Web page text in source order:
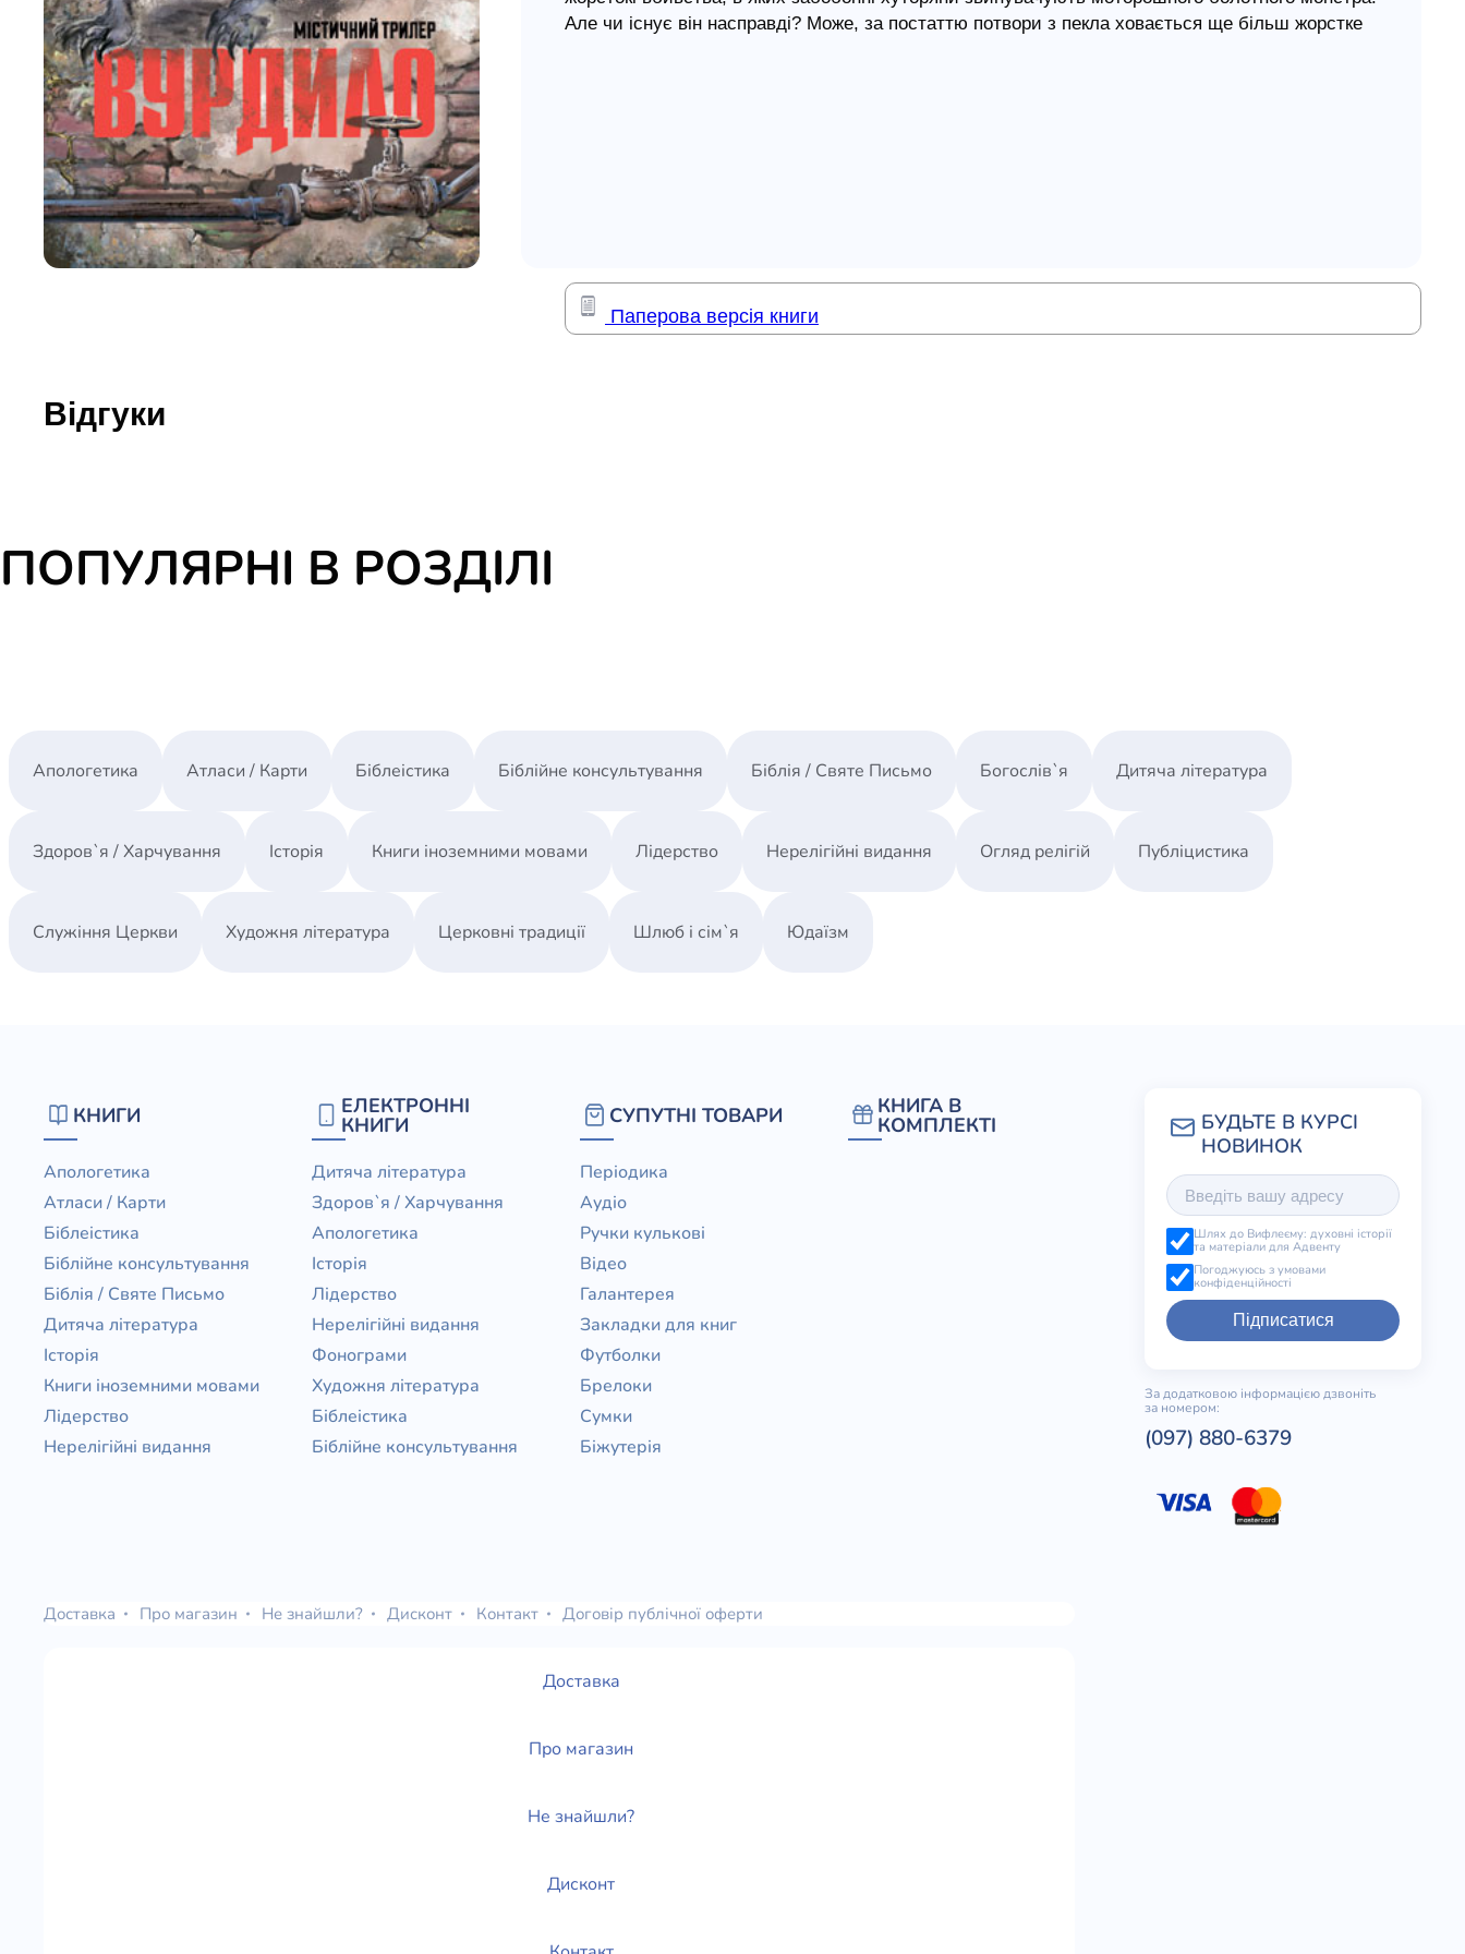
Юдаїзм
Огляд релігій
Художня література
Паперова версія книги
Але чи існує він насправді? Може, за постаттю потвори з пекла ховається ще більш жорстке
Відгуки
ПОПУЛЯРНІ В РОЗДІЛІ
Апологетика Атласи / Карти Біблеістика Біблійне консультування Біблія / Святе Письмо Богослів`я Дитяча література
Здоров`я / Харчування Історія Книги іноземними мовами Лідерство Нерелігійні видання Огляд релігій Публіцистика
Служіння Церкви Художня література Церковні традиції Шлюб і сім`я Юдаїзм
КНИГИ
Апологетика
Атласи / Карти
Біблеістика
Біблійне консультування
Біблія / Святе Письмо
Дитяча література
Історія
Книги іноземними мовами
Лідерство
Нерелігійні видання
ЕЛЕКТРОННІ
КНИГИ
Дитяча література
Здоров`я / Харчування
Апологетика
Історія
Лідерство
Нерелігійні видання
Фонограми
Художня література
Біблеістика
Біблійне консультування
СУПУТНІ ТОВАРИ
Періодика
Аудіо
Ручки кулькові
Відео
Галантерея
Закладки для книг
Футболки
Брелоки
Сумки
Біжутерія
КНИГА В
КОМПЛЕКТІ
Шлях до Вифлеєму: духовні історії
та матеріали для Адвенту
Погоджуюсь з умовами
конфіденційності
Підписатися
За додатковою інформацією дзвоніть
за номером:
(097) 880-6379
Доставка Про магазин Не знайшли? Дисконт Контакт Договір публічної оферти
Доставка
Про магазин
Не знайшли?
Дисконт